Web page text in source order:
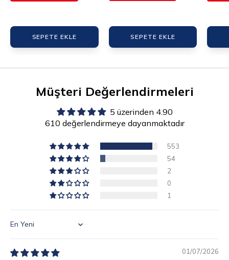
SEPETE EKLE SEPETE EKLE
Müşteri Değerlendirmeleri
5 üzerinden 4.90
610 değerlendirmeye dayanmaktadır
553
54
2
0
1
Sort by
01/07/2026